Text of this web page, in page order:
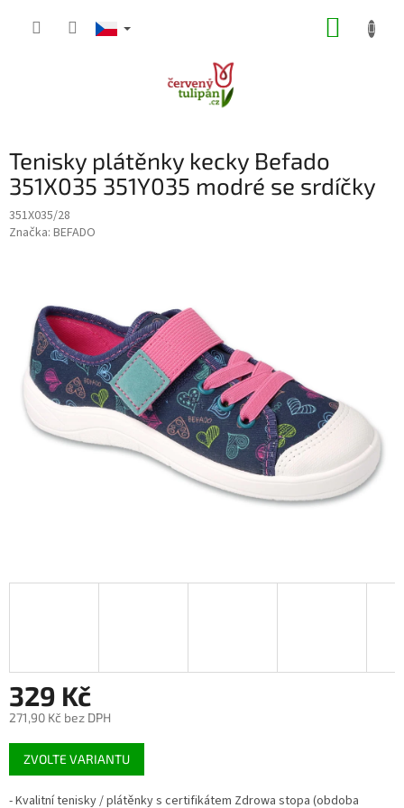
Tenisky plátěnky kecky Befado
351X035 351Y035 modré se srdíčky
351X035/28
Značka: BEFADO
329 Kč
271,90 Kč bez DPH
Měrná
cena:
ZVOLTE VARIANTU
- Kvalitní tenisky / plátěnky s certifikátem Zdrowa stopa (obdoba